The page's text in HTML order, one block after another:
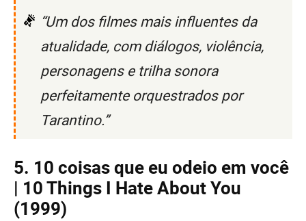
“Um dos filmes mais influentes da
atualidade, com diálogos, violência,
personagens e trilha sonora
perfeitamente orquestrados por
Tarantino.”
5. 10 coisas que eu odeio em você
| 10 Things I Hate About You
(1999)